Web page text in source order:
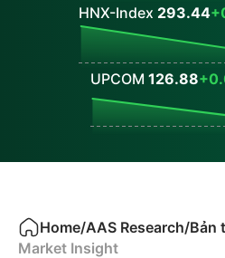
HNX-Index 293.44
UPCOM 126.88
Home/AAS Research/Bản
Market Insight